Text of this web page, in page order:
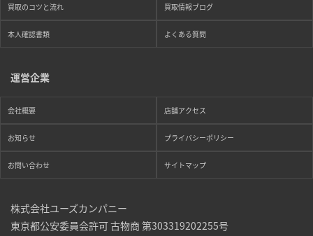
買取のコツと流れ 買取情報ブログ
本人確認書類 よくある質問
運営企業
会社概要 店舗アクセス
お知らせ プライバシーポリシー
お問い合わせ サイトマップ
株式会社ユーズカンパニー
東京都公安委員会許可 古物商 第303319202255号